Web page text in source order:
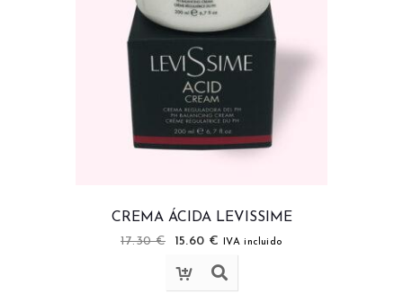
CREMA ÁCIDA LEVISSIME
17.30€ 15.60 € IVA incluido